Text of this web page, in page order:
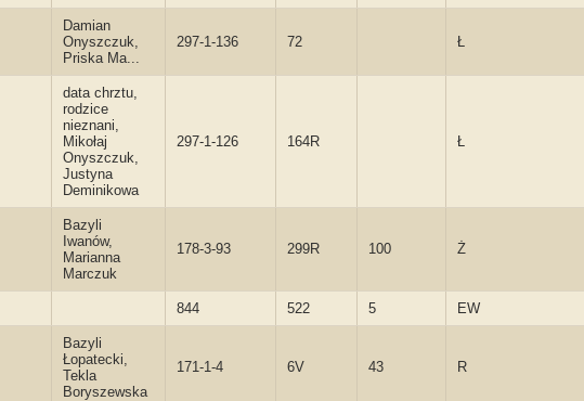
Damian
Onyszczuk,
Priska Ma...
297-1-136 72 Ł
data chrztu,
rodzice
nieznani,
Mikołaj
Onyszczuk,
Justyna
Deminikowa
297-1-126 164R Ł
Bazyli
Iwanów,
Marianna
Marczuk
178-3-93 299R 100 Ż
844 522 5 EW
Bazyli
Łopatecki,
Tekla
Boryszewska
171-1-4 6V 43 R